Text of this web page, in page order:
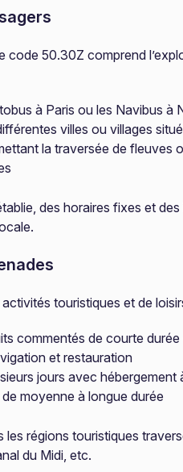
50.30Z comprend
à Paris ou les Navibus à
villes ou villages
la traversée de fleuves
des horaires fixes et
touristiques et de
commentés de courte
et restauration
jours avec hébergement
moyenne à longue durée
régions touristiques
du Midi, etc.